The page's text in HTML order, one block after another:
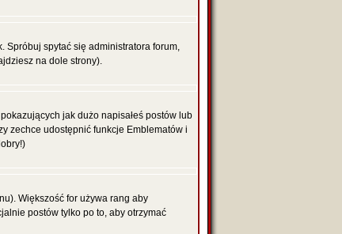
Spróbuj spytać się administratora forum,
na dole strony).
jak dużo napisałeś postów lub
zechce udostępnić funkcje Emblematów i
Większość for używa rang aby
postów tylko po to, aby otrzymać